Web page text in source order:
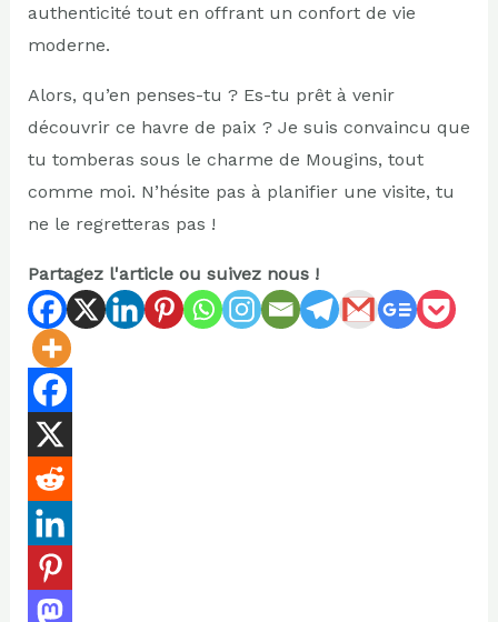
authenticité tout en offrant un confort de vie
moderne.
Alors, qu’en penses-tu ? Es-tu prêt à venir
découvrir ce havre de paix ? Je suis convaincu que
tu tomberas sous le charme de Mougins, tout
comme moi. N’hésite pas à planifier une visite, tu
ne le regretteras pas !
Partagez l'article ou suivez nous !